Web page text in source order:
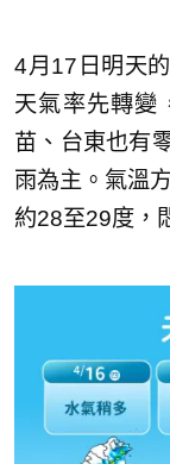
4月17日明天
天氣率先轉變
苗、台東也有
雨為主。氣溫
約28至29度，